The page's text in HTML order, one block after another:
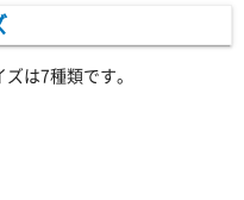
は7種類です。